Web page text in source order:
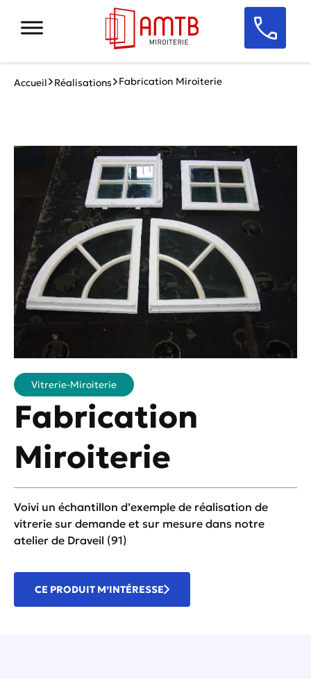
Accueil Réalisations Fabrication Miroiterie
Vitrerie-Miroiterie
Fabrication
Miroiterie
Voivi un échantillon d’exemple de réalisation de
vitrerie sur demande et sur mesure dans notre
atelier de Draveil (91)
CE PRODUIT M’INTÉRESSE